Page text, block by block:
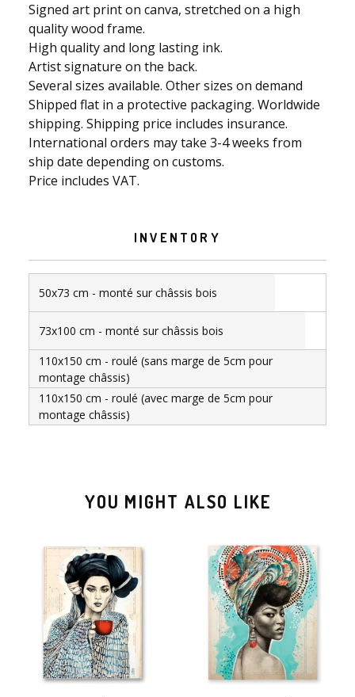
Signed art print on canva, stretched on a high
quality wood frame.
High quality and long lasting ink.
Artist signature on the back.
Several sizes available. Other sizes on demand
Shipped flat in a protective packaging. Worldwide
shipping. Shipping price includes insurance.
International orders may take 3-4 weeks from
ship date depending on customs.
Price includes VAT.
INVENTORY
50x73 cm - monté sur châssis bois
73x100 cm - monté sur châssis bois
110x150 cm - roulé (sans marge de 5cm pour
montage châssis)
110x150 cm - roulé (avec marge de 5cm pour
montage châssis)
YOU MIGHT ALSO LIKE